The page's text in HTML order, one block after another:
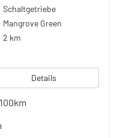
Schaltgetriebe
Mangrove Green
2 km
Details